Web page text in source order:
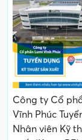
Công ty Cổ
Vĩnh Phúc
Nhân viên Kỹ